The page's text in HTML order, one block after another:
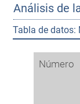
Análisis de
Tabla de datos:
Número